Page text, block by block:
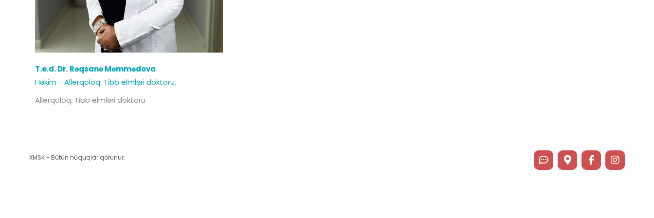
T.e.d. Dr. Rəqsanə Məmmədova
Həkim - Allerqoloq. Tibb elmləri doktoru.
Allerqoloq. Tibb elmləri doktoru
XMSK - Bütün hüquqlar qorunur.